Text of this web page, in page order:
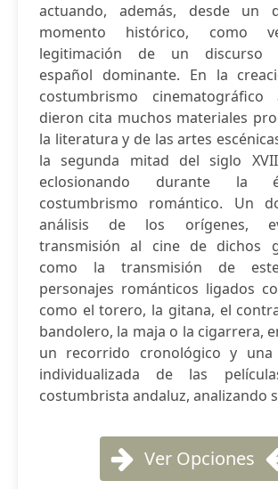
actuando, además, desde un
momento histórico, como
legitimación de un discurso
español dominante. En la
costumbrismo cinematográfico
dieron cita muchos materiales
la literatura y de las artes
la segunda mitad del siglo
eclosionando durante la
costumbrismo romántico. Un
análisis de los orígenes,
transmisión al cine de dichos
como la transmisión de
personajes románticos ligados
como el torero, la gitana, el
bandolero, la maja o la cigarrera,
un recorrido cronológico y una
individualizada de las
costumbrista andaluz, analizando
Ver Opciones